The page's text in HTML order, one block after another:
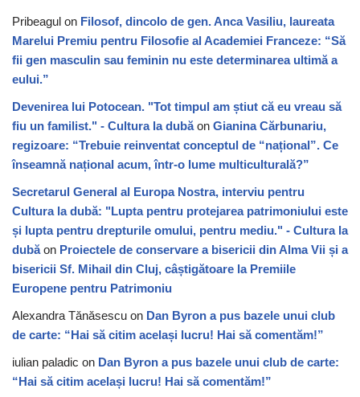
Pribeagul on Filosof, dincolo de gen. Anca Vasiliu, laureata
Marelui Premiu pentru Filosofie al Academiei Franceze: “Să
fii gen masculin sau feminin nu este determinarea ultimă a
eului.”
Devenirea lui Potocean. "Tot timpul am știut că eu vreau să
fiu un familist." - Cultura la dubăon Gianina Cărbunariu,
regizoare: “Trebuie reinventat conceptul de “național”. Ce
înseamnă național acum, într-o lume multiculturală?”
Secretarul General al Europa Nostra, interviu pentru
Cultura la dubă: "Lupta pentru protejarea patrimoniului este
și lupta pentru drepturile omului, pentru mediu." - Cultura la
dubăon Proiectele de conservare a bisericii din Alma Vii și a
bisericii Sf. Mihail din Cluj, câștigătoare la Premiile
Europene pentru Patrimoniu
Alexandra Tănăsescu on Dan Byron a pus bazele unui club
de carte: “Hai să citim același lucru! Hai să comentăm!”
iulian paladic on Dan Byron a pus bazele unui club de carte:
“Hai să citim același lucru! Hai să comentăm!”